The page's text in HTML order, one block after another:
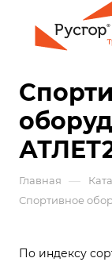
Главная —
Спортивное